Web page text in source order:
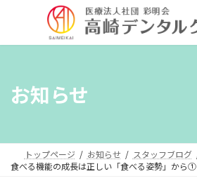
ン
ー
お知らせ
トップページ お知らせ
スタッフブログ
食べる機能の成長は正しい「食べる姿勢」から①